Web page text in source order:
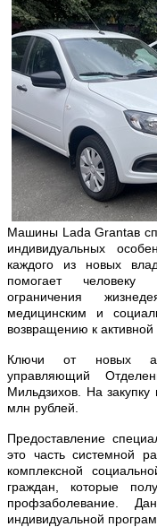
Машины Lada Grantaв
индивидуальных
каждого из новых
помогает человеку
ограничения
медицинским и
возвращению к
Ключи от новых
управляющий
Мильдзихов. На
млн рублей.
Предоставление
это часть системной
комплексной
граждан, которые
профзаболевание.
индивидуальной